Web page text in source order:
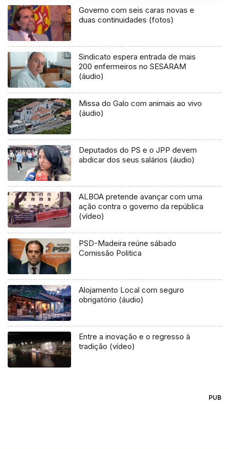
Governo com seis caras novas e
duas continuidades (fotos)
Sindicato espera entrada de mais
200 enfermeiros no SESARAM
(áudio)
Missa do Galo com animais ao vivo
(áudio)
Deputados do PS e o JPP devem
abdicar dos seus salários (áudio)
ALBOA pretende avançar com uma
ação contra o governo da república
(vídeo)
PSD-Madeira reúne sábado
Comissão Politica
Alojamento Local com seguro
obrigatório (áudio)
Entre a inovação e o regresso à
tradição (vídeo)
PUB